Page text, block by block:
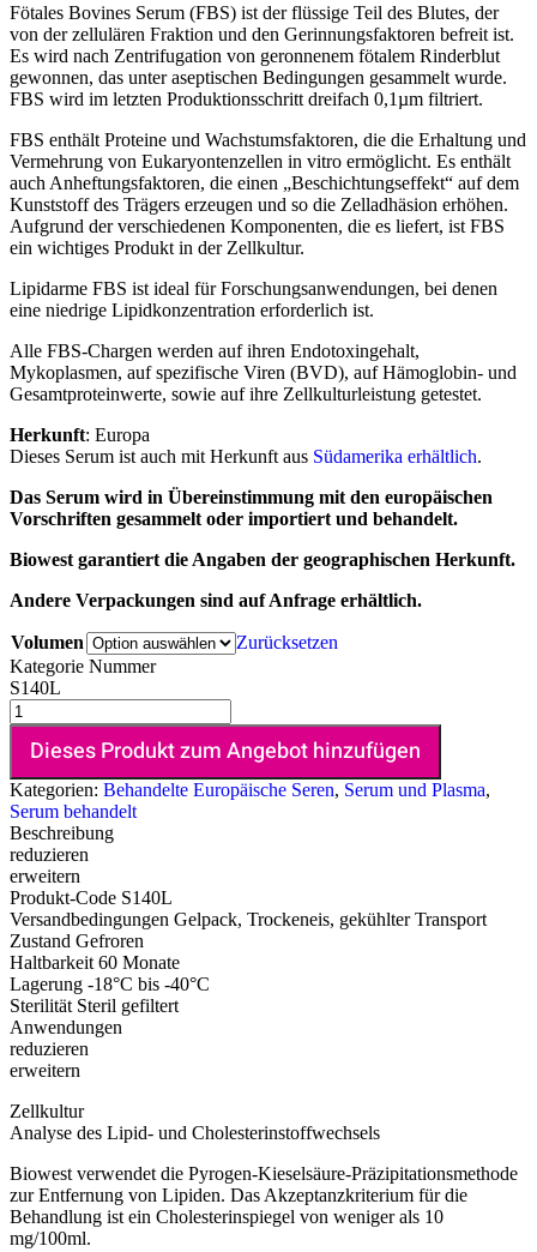
Fötales Bovines Serum (FBS) ist der flüssige Teil des Blutes, der
von der zellulären Fraktion und den Gerinnungsfaktoren befreit ist.
Es wird nach Zentrifugation von geronnenem fötalem Rinderblut
gewonnen, das unter aseptischen Bedingungen gesammelt wurde.
FBS wird im letzten Produktionsschritt dreifach 0,1µm filtriert.
FBS enthält Proteine und Wachstumsfaktoren, die die Erhaltung und
Vermehrung von Eukaryontenzellen in vitro ermöglicht. Es enthält
auch Anheftungsfaktoren, die einen „Beschichtungseffekt“ auf dem
Kunststoff des Trägers erzeugen und so die Zelladhäsion erhöhen.
Aufgrund der verschiedenen Komponenten, die es liefert, ist FBS
ein wichtiges Produkt in der Zellkultur.
Lipidarme FBS ist ideal für Forschungsanwendungen, bei denen
eine niedrige Lipidkonzentration erforderlich ist.
Alle FBS-Chargen werden auf ihren Endotoxingehalt,
Mykoplasmen, auf spezifische Viren (BVD), auf Hämoglobin- und
Gesamtproteinwerte, sowie auf ihre Zellkulturleistung getestet.
Herkunft: Europa
Dieses Serum ist auch mit Herkunft aus Südamerika erhältlich.
Das Serum wird in Übereinstimmung mit den europäischen
Vorschriften gesammelt oder importiert und behandelt.
Biowest garantiert die Angaben der geographischen Herkunft.
Andere Verpackungen sind auf Anfrage erhältlich.
Volumen
Zurücksetzen
Kategorie Nummer
S140L
Dieses Produkt zum Angebot hinzufügen
Kategorien: Behandelte Europäische Seren, Serum und Plasma,
Serum behandelt
Beschreibung
reduzieren
erweitern
Produkt-Code S140L
Versandbedingungen Gelpack, Trockeneis, gekühlter Transport
Zustand Gefroren
Haltbarkeit 60 Monate
Lagerung -18°C bis -40°C
Sterilität Steril gefiltert
Anwendungen
reduzieren
erweitern
Zellkultur
Analyse des Lipid- und Cholesterinstoffwechsels
Biowest verwendet die Pyrogen-Kieselsäure-Präzipitationsmethode
zur Entfernung von Lipiden. Das Akzeptanzkriterium für die
Behandlung ist ein Cholesterinspiegel von weniger als 10
mg/100ml.